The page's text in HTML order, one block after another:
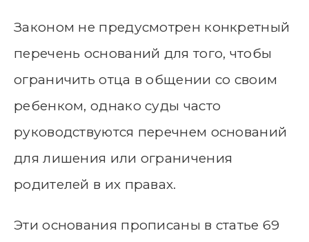
Законом не предусмотрен конкретный
перечень оснований для того, чтобы
ограничить отца в общении со своим
ребенком, однако суды часто
руководствуются перечнем оснований
для лишения или ограничения
родителей в их правах.
Эти основания прописаны в статье 69